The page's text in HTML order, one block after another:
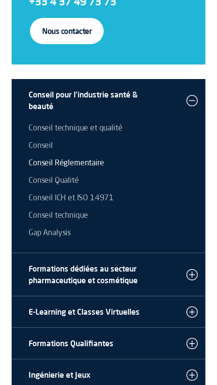
Nous contacter
Conseil pour l'industrie santé &
beauté
Conseil technique et qualité
Conseil
Conseil Réglementaire
Conseil Qualité
Conseil ICH et ISO 14971
Conseil technique
Gap Analysis
Formations dédiées au secteur
pharmaceutique et cosmétique
E-Learning et Classes Virtuelles
Formations Qualifiantes
Ingénierie et Jeux